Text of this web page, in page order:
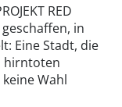
RED
in
Eine Stadt, die
hirntoten
Wahl